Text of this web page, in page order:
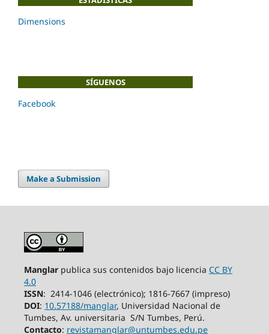
Dimensions
SÍGUENOS
Facebook
Make a Submission
Manglarpublica sus contenidos bajo licencia CC BY
4.0
ISSN: 2414-1046 (electrónico); 1816-7667 (impreso)
DOI: 10.57188/manglar, Universidad Nacional de
Tumbes, Av. universitaria S/N Tumbes, Perú.
Contacto: revistamanglar@untumbes.edu.pe